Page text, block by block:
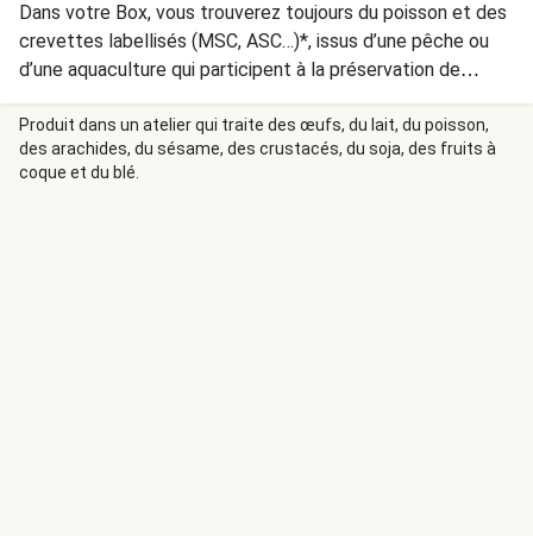
Dans votre Box, vous trouverez toujours du poisson et des
crevettes labellisés (MSC, ASC…)*, issus d’une pêche ou
d’une aquaculture qui participent à la préservation de
l'environnement. *D’autres labels environnementaux
peuvent également être présents selon
l’approvisionnement.
Produit dans un atelier qui traite des œufs, du lait, du poisson,
des arachides, du sésame, des crustacés, du soja, des fruits à
coque et du blé.